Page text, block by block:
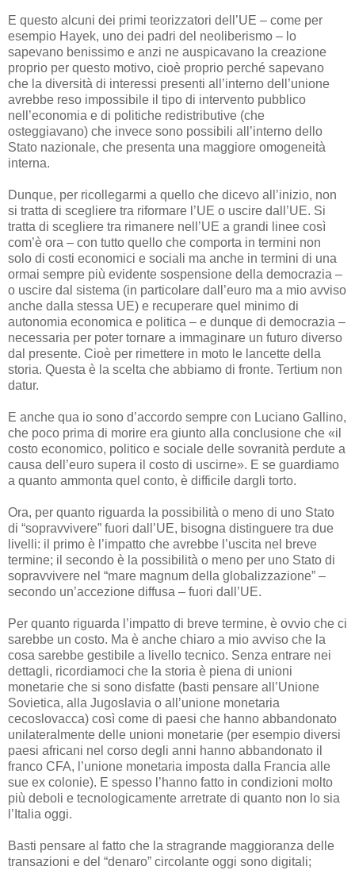
E questo alcuni dei primi teorizzatori dell’UE – come per
esempio Hayek, uno dei padri del neoliberismo – lo
sapevano benissimo e anzi ne auspicavano la creazione
proprio per questo motivo, cioè proprio perché sapevano
che la diversità di interessi presenti all’interno dell’unione
avrebbe reso impossibile il tipo di intervento pubblico
nell’economia e di politiche redistributive (che
osteggiavano) che invece sono possibili all’interno dello
Stato nazionale, che presenta una maggiore omogeneità
interna.
Dunque, per ricollegarmi a quello che dicevo all’inizio, non
si tratta di scegliere tra riformare l’UE o uscire dall’UE. Si
tratta di scegliere tra rimanere nell’UE a grandi linee così
com’è ora – con tutto quello che comporta in termini non
solo di costi economici e sociali ma anche in termini di una
ormai sempre più evidente sospensione della democrazia –
o uscire dal sistema (in particolare dall’euro ma a mio avviso
anche dalla stessa UE) e recuperare quel minimo di
autonomia economica e politica – e dunque di democrazia –
necessaria per poter tornare a immaginare un futuro diverso
dal presente. Cioè per rimettere in moto le lancette della
storia. Questa è la scelta che abbiamo di fronte. Tertium non
datur.
E anche qua io sono d’accordo sempre con Luciano Gallino,
che poco prima di morire era giunto alla conclusione che «il
costo economico, politico e sociale delle sovranità perdute a
causa dell’euro supera il costo di uscirne». E se guardiamo
a quanto ammonta quel conto, è difficile dargli torto.
Ora, per quanto riguarda la possibilità o meno di uno Stato
di “sopravvivere” fuori dall’UE, bisogna distinguere tra due
livelli: il primo è l’impatto che avrebbe l’uscita nel breve
termine; il secondo è la possibilità o meno per uno Stato di
sopravvivere nel “mare magnum della globalizzazione” –
secondo un’accezione diffusa – fuori dall’UE.
Per quanto riguarda l’impatto di breve termine, è ovvio che ci
sarebbe un costo. Ma è anche chiaro a mio avviso che la
cosa sarebbe gestibile a livello tecnico. Senza entrare nei
dettagli, ricordiamoci che la storia è piena di unioni
monetarie che si sono disfatte (basti pensare all’Unione
Sovietica, alla Jugoslavia o all’unione monetaria
cecoslovacca) così come di paesi che hanno abbandonato
unilateralmente delle unioni monetarie (per esempio diversi
paesi africani nel corso degli anni hanno abbandonato il
franco CFA, l’unione monetaria imposta dalla Francia alle
sue ex colonie). E spesso l’hanno fatto in condizioni molto
più deboli e tecnologicamente arretrate di quanto non lo sia
l’Italia oggi.
Basti pensare al fatto che la stragrande maggioranza delle
transazioni e del “denaro” circolante oggi sono digitali;